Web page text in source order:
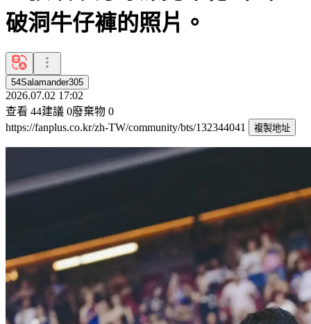
破洞牛仔褲的照片。
54Salamander305
2026.07.02 17:02
查看 44建議 0廢棄物 0
https://fanplus.co.kr/zh-TW/community/bts/132344041
複製地址